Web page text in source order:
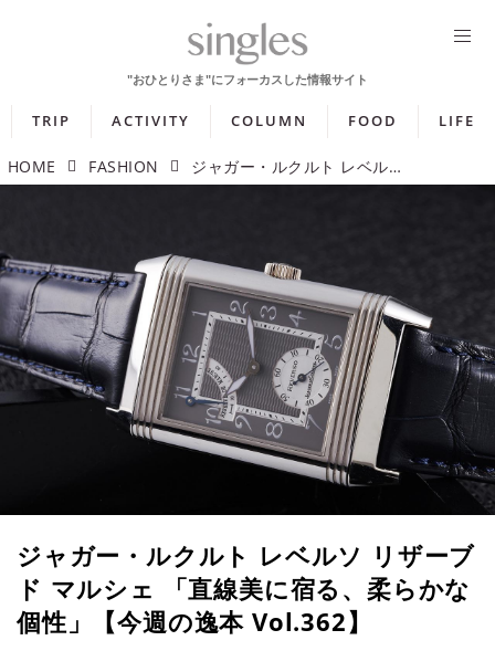
TRIP ACTIVITY COLUMN FOOD LIFE
HOME FASHION ジャガー・ルクルト レベルソ リザーブド マルシェ 「直線美に宿る、柔らかな個性」【今週の逸本 Vol.362】
ジャガー・ルクルト レベルソ リザーブ
ド マルシェ 「直線美に宿る、柔らかな
個性」【今週の逸本 Vol.362】